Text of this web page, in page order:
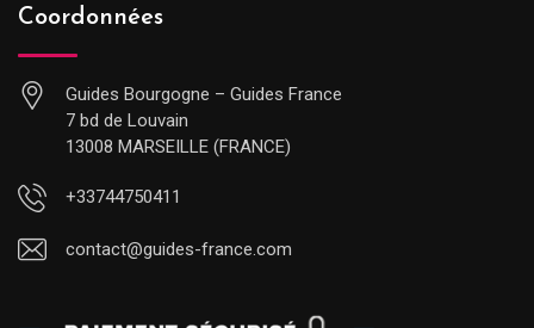
Coordonnées
Guides Bourgogne – Guides France
7 bd de Louvain
13008 MARSEILLE (FRANCE)
+33744750411
contact@guides-france.com